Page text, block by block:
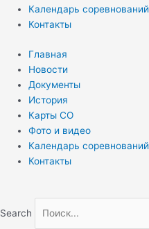
Календарь соревнований
Контакты
Главная
Новости
Документы
История
Карты СО
Фото и видео
Календарь соревнований
Контакты
Search